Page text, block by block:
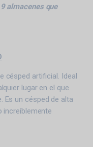
almacenes que
césped artificial. Ideal
lugar en el que
Es un césped de alta
increíblemente